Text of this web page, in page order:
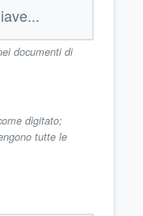
documenti di
digitato;
tutte le